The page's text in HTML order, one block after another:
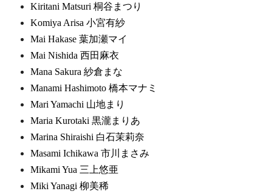
Kiritani Matsuri 桐谷まつり
Komiya Arisa 小宮有紗
Mai Hakase 葉加瀬マイ
Mai Nishida 西田麻衣
Mana Sakura 紗倉まな
Manami Hashimoto 橋本マナミ
Mari Yamachi 山地まり
Maria Kurotaki 黒瀧まりあ
Marina Shiraishi 白石茉莉奈
Masami Ichikawa 市川まさみ
Mikami Yua 三上悠亜
Miki Yanagi 柳美稀